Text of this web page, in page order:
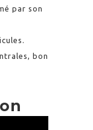
par son
bon